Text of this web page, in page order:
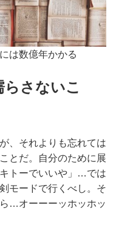
は数億年かかる
らさないこ
、それよりも忘れては
とだ。自分のために展
トーでいいや」…では
モードで行くべし。そ
…オーーーッホッホッ